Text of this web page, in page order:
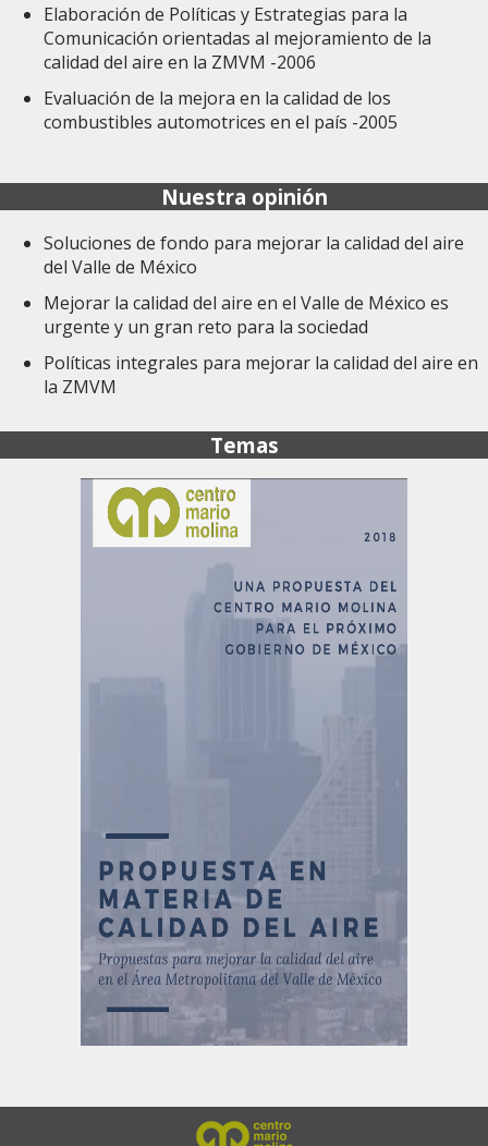
Elaboración de Políticas y Estrategias para la
Comunicación orientadas al mejoramiento de la
calidad del aire en la ZMVM -2006
Evaluación de la mejora en la calidad de los
combustibles automotrices en el país -2005
Nuestra opinión
Soluciones de fondo para mejorar la calidad del aire
del Valle de México
Mejorar la calidad del aire en el Valle de México es
urgente y un gran reto para la sociedad
Políticas integrales para mejorar la calidad del aire en
la ZMVM
Temas